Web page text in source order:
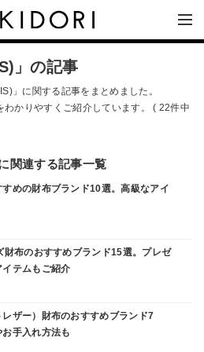
」の記事
」に関する記事をまとめました。
かりやすくご紹介しています。 ( 22件中
関連する記事一覧
めの財布ブランド10選。高級なアイ
財布のおすすめブランド15選。プレゼ
テムもご紹介
レザー）財布のおすすめブランド7
手入れ方法も